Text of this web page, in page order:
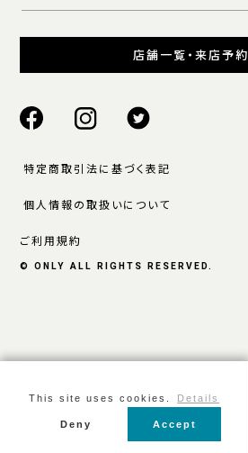
店舗一覧・来店予約
特定商取引法に基づく表記
個人情報の取扱いについて
ご利用規約
© ONLY ALL RIGHTS RESERVED.
This site uses cookies. Details
Deny Accept